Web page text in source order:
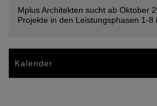
Mplus Architekten sucht ab Oktober
Projekte in den Leistungsphasen 1-8
Kalender